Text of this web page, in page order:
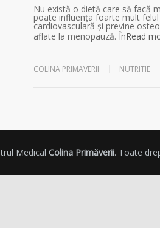
Nu există o dietă care să facă
poate influența foarte mult
cardiovasculară și previne
aflate la menopauză. ÎnRead
COLINA PRIMAVERII NUTRITIE
Medical Colina Primăverii. Toate